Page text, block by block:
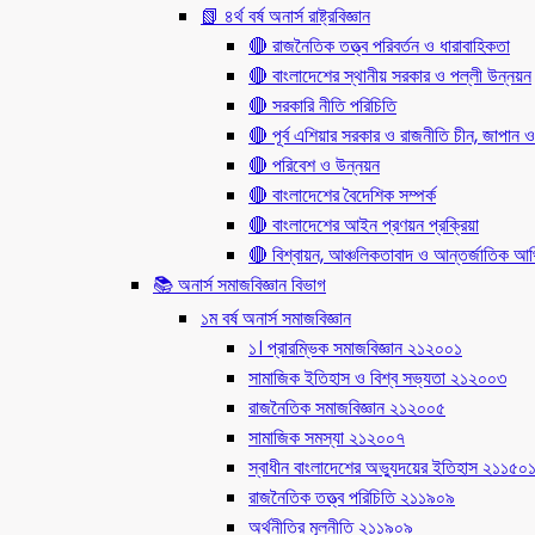
📗 ৪র্থ বর্ষ অনার্স রাষ্ট্রবিজ্ঞান
🔴 রাজনৈতিক তত্ত্ব পরিবর্তন ও ধারাবাহিকতা
🔴 বাংলাদেশের স্থানীয় সরকার ও পল্লী উন্নয়ন
🔴 সরকারি নীতি পরিচিতি
🔴 পূর্ব এশিয়ার সরকার ও রাজনীতি চীন, জাপান
🔴 পরিবেশ ও উন্নয়ন
🔴 বাংলাদেশের বৈদেশিক সম্পর্ক
🔴 বাংলাদেশের আইন প্রণয়ন প্রক্রিয়া
🔴 বিশ্বায়ন, আঞ্চলিকতাবাদ ও আন্তর্জাতিক
📚 অনার্স সমাজবিজ্ঞান বিভাগ
১ম বর্ষ অনার্স সমাজবিজ্ঞান
১। প্রারম্ভিক সমাজবিজ্ঞান ২১২০০১
সামাজিক ইতিহাস ও বিশ্ব সভ্যতা ২১২০০৩
রাজনৈতিক সমাজবিজ্ঞান ২১২০০৫
সামাজিক সমস্যা ২১২০০৭
স্বাধীন বাংলাদেশের অভ্যুদয়ের ইতিহাস ২১১৫০১
রাজনৈতিক তত্ত্ব পরিচিতি ২১১৯০৯
অর্থনীতির মূলনীতি ২১১৯০৯